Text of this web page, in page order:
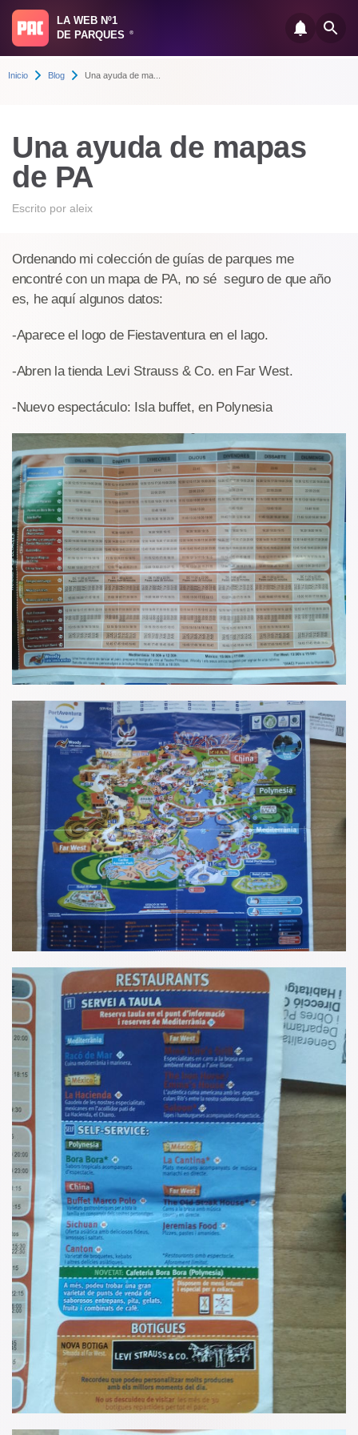
LA WEB Nº1
DE PARQUES
®
Inicio Blog Una ayuda de ma...
Una ayuda de mapas
de PA
Escrito por aleix
Ordenando mi colección de guías de parques me
encontré con un mapa de PA, no sé seguro de que año
es, he aquí algunos datos:
-Aparece el logo de Fiestaventura en el lago.
-Abren la tienda Levi Strauss & Co. en Far West.
-Nuevo espectáculo: Isla buffet, en Polynesia